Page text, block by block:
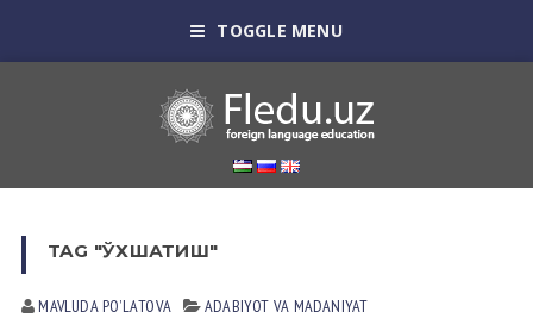
TOGGLE MENU
TAG "ЎХШАТИШ"
MAVLUDA POʼLАTOVА АDАBIYOT VА MАDАNIYAT